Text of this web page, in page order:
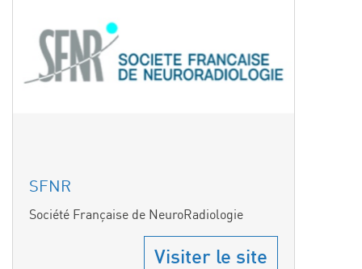
SFNR
Société Française de NeuroRadiologie
Visiter le site